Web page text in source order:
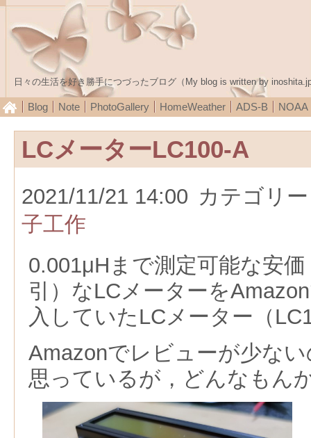
日々の生活を好き勝手につづったブログ（My blog is written by
Blog Note PhotoGallery HomeWeather ADS-B NOAA
LCメーターLC100-A
2021/11/21 14:00 カテゴリ
子工作
0.001μHまで測定可能な安
引）なLCメーターを
入していたLCメーター（
Amazonでレビューが少な
思っているが，どんなもん